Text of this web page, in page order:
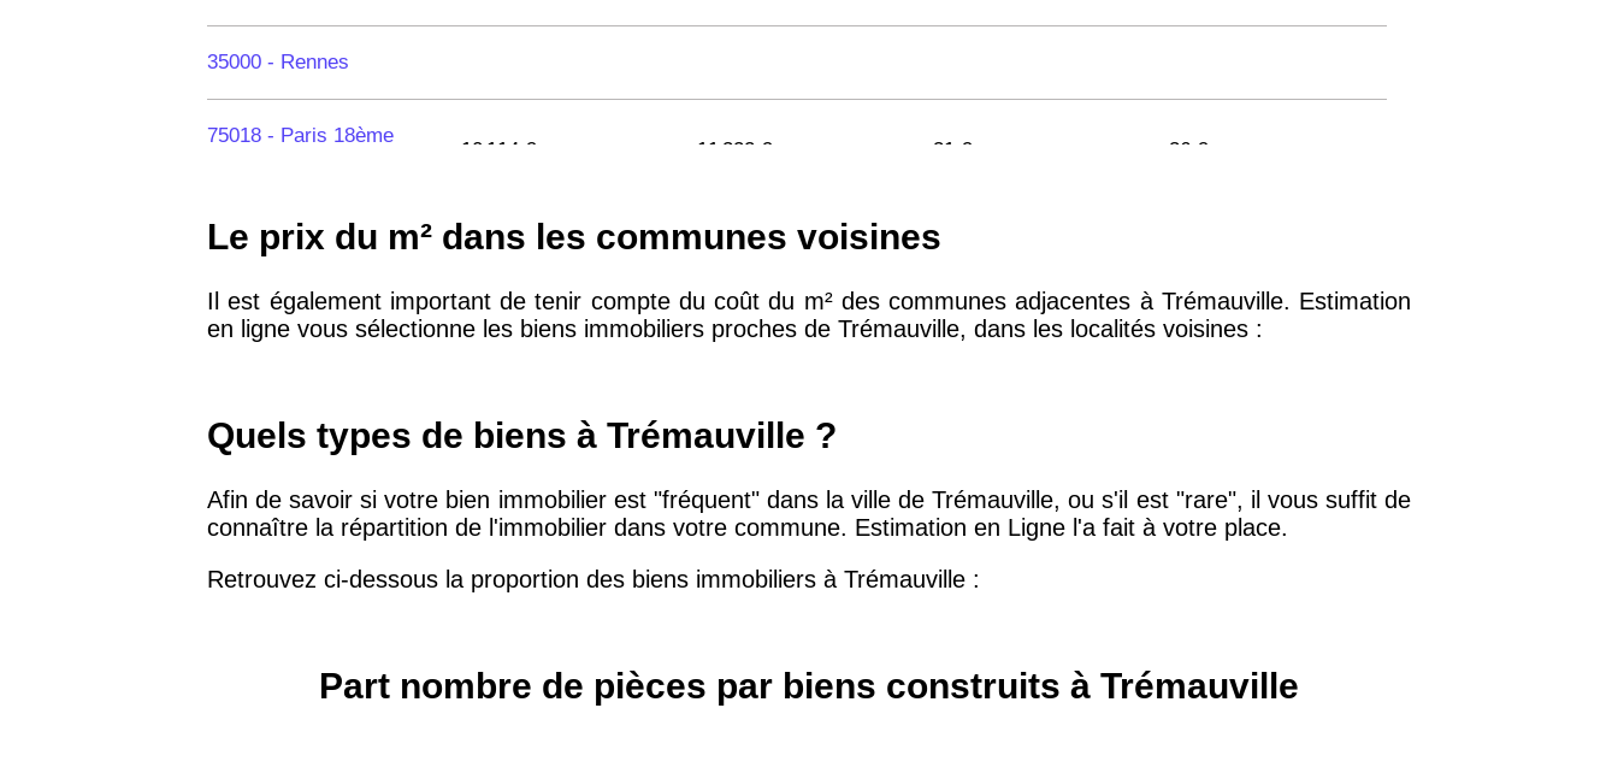
35000 - Rennes
75018 - Paris 18ème
10 114 € 11 322 € 31 € 36 €
75020 - Paris 20ème
9 623 € 11 141 € 29 €
75019 -Paris 19ème
51100 -Reims 3 036 € 2 667 €
75013 -Paris 13ème
10 073 € 11 085 € 30 € 34 €
Saint-Étienne 1 404 € 2 013 € 10 € 10 €
Le prix du m² dans les communes voisines
Il est également important de tenir compte du coût du m² des communes adjacentes à Trémauville. Estimation
en ligne vous sélectionne les biens immobiliers proches de Trémauville, dans les localités voisines :
Quels types de biens à Trémauville ?
Afin de savoir si votre bien immobilier est "fréquent" dans la ville de Trémauville, ou s'il est "rare", il vous suffit de
connaître la répartition de l'immobilier dans votre commune. Estimation en Ligne l'a fait à votre place.
Retrouvez ci-dessous la proportion des biens immobiliers à Trémauville :
Part nombre de pièces par biens construits à Trémauville